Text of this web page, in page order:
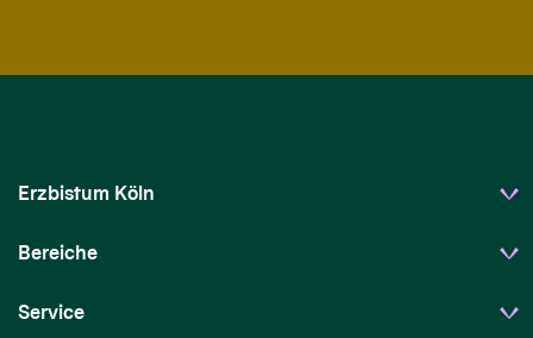
Erzbistum Köln
Bereiche
Service